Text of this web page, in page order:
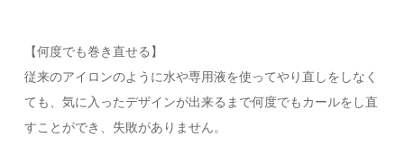
【何度でも巻き直せる】
従来のアイロンのように水や専用液を使ってやり直しをしなく
ても、気に入ったデザインが出来るまで何度でもカールをし直
すことができ、失敗がありません。